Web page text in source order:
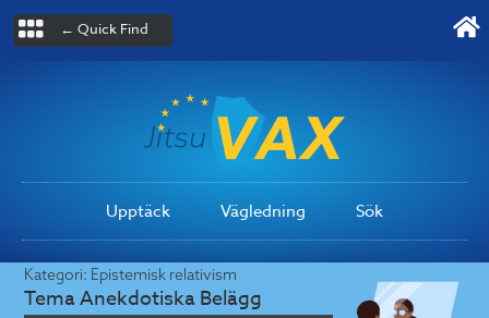
← Quick Find
Upptäck Vägledning Sök
Kategori: Epistemisk relativism
TemaAnekdotiska Belägg